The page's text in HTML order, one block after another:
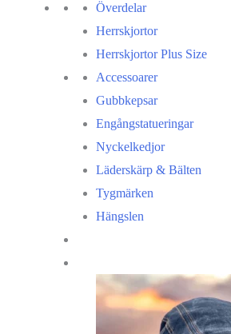
Överdelar
Herrskjortor
Herrskjortor Plus Size
Accessoarer
Gubbkepsar
Engångstatueringar
Nyckelkedjor
Läderskärp & Bälten
Tygmärken
Hängslen